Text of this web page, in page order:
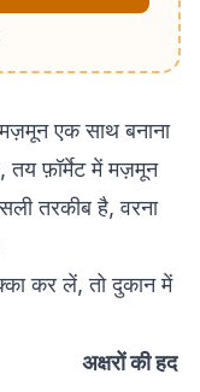
एक साथ बनाना
तय फ़ॉर्मेट में मज़मून
तरकीब है, वरना
कर लें, तो दुकान में
अक्षरों की हद